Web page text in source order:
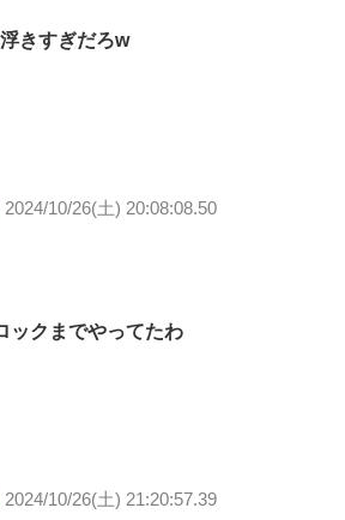
きすぎだろw
2024/10/26(土) 20:08:08.50
ックまでやってたわ
2024/10/26(土) 21:20:57.39